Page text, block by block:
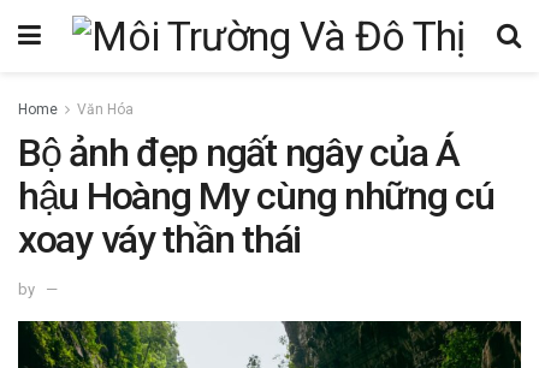
Home Văn Hóa
Bộ ảnh đẹp ngất ngây của Á
hậu Hoàng My cùng những cú
xoay váy thần thái
by